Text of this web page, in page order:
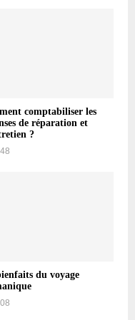
comptabiliser les
de réparation et
?
du voyage